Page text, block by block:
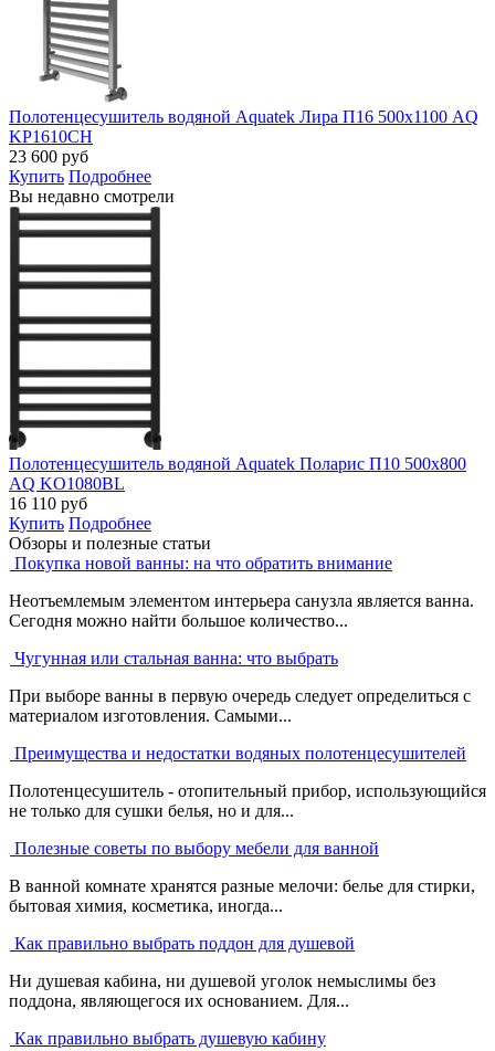
Полотенцесушитель водяной Aquatek Лира П16 500х1100 AQ
KP1610CH
23 600 руб
Купить Подробнее
Вы недавно смотрели
Полотенцесушитель водяной Aquatek Поларис П10 500х800
AQ KO1080BL
16 110 руб
Купить Подробнее
Обзоры и полезные статьи
Покупка новой ванны: на что обратить внимание
Неотъемлемым элементом интерьера санузла является ванна.
Сегодня можно найти большое количество...
Чугунная или стальная ванна: что выбрать
При выборе ванны в первую очередь следует определиться с
материалом изготовления. Самыми...
Преимущества и недостатки водяных полотенцесушителей
Полотенцесушитель - отопительный прибор, использующийся
не только для сушки белья, но и для...
Полезные советы по выбору мебели для ванной
В ванной комнате хранятся разные мелочи: белье для стирки,
бытовая химия, косметика, иногда...
Как правильно выбрать поддон для душевой
Ни душевая кабина, ни душевой уголок немыслимы без
поддона, являющегося их основанием. Для...
Как правильно выбрать душевую кабину